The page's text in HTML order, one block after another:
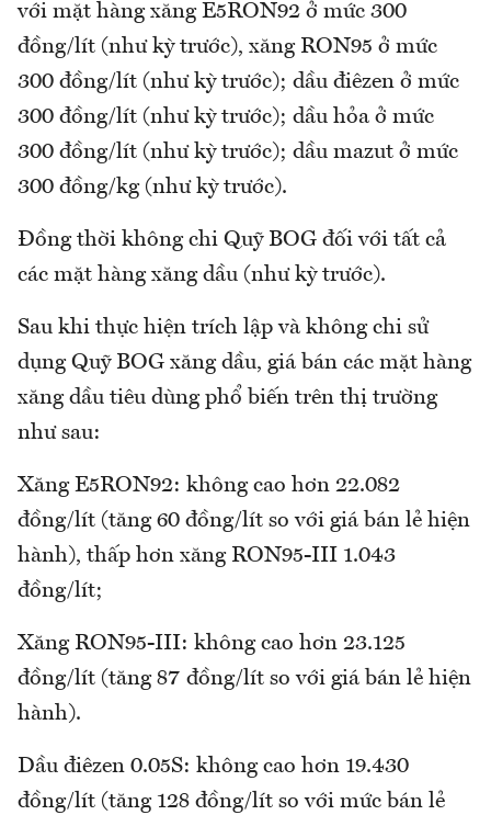
với mặt hàng xăng E5RON92 ở mức 300
đồng/lít (như kỳ trước), xăng RON95 ở mức
300 đồng/lít (như kỳ trước); dầu điêzen ở mức
300 đồng/lít (như kỳ trước); dầu hỏa ở mức
300 đồng/lít (như kỳ trước); dầu mazut ở mức
300 đồng/kg (như kỳ trước).
Đồng thời không chi Quỹ BOG đối với tất cả
các mặt hàng xăng dầu (như kỳ trước).
Sau khi thực hiện trích lập và không chi sử
dụng Quỹ BOG xăng dầu, giá bán các mặt hàng
xăng dầu tiêu dùng phổ biến trên thị trường
như sau:
Xăng E5RON92: không cao hơn 22.082
đồng/lít (tăng 60 đồng/lít so với giá bán lẻ hiện
hành), thấp hơn xăng RON95-III 1.043
đồng/lít;
Xăng RON95-III: không cao hơn 23.125
đồng/lít (tăng 87 đồng/lít so với giá bán lẻ hiện
hành).
Dầu điêzen 0.05S: không cao hơn 19.430
đồng/lít (tăng 128 đồng/lít so với mức bán lẻ